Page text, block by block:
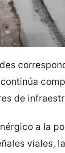
de
a la
viales,